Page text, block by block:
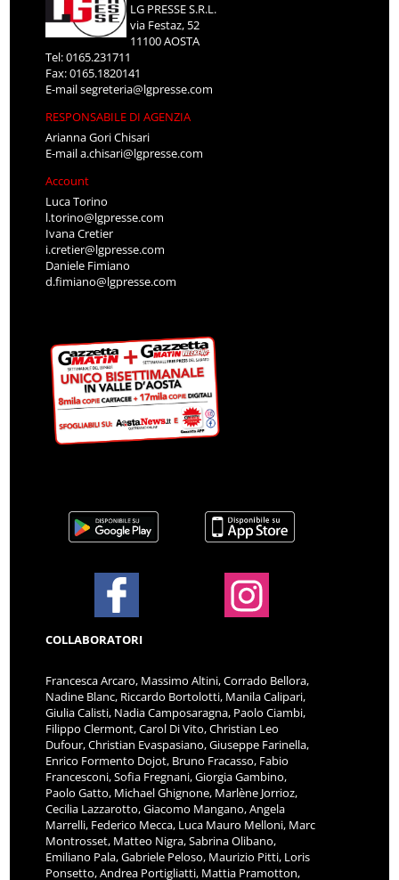
LG PRESSE S.R.L.
via Festaz, 52
11100 AOSTA
Tel: 0165.231711
Fax: 0165.1820141
E-mailsegreteria@lgpresse.com
RESPONSABILE DI AGENZIA
Arianna Gori Chisari
E-maila.chisari@lgpresse.com
Account
Luca Torino
l.torino@lgpresse.com
Ivana Cretier
i.cretier@lgpresse.com
Daniele Fimiano
d.fimiano@lgpresse.com
COLLABORATORI
Francesca Arcaro, Massimo Altini, Corrado Bellora,
Nadine Blanc, Riccardo Bortolotti, Manila Calipari,
Giulia Calisti, Nadia Camposaragna, Paolo Ciambi,
Filippo Clermont, Carol Di Vito, Christian Leo
Dufour, Christian Evaspasiano, Giuseppe Farinella,
Enrico Formento Dojot, Bruno Fracasso, Fabio
Francesconi, Sofia Fregnani, Giorgia Gambino,
Paolo Gatto, Michael Ghignone, Marlène Jorrioz,
Cecilia Lazzarotto, Giacomo Mangano, Angela
Marrelli, Federico Mecca, Luca Mauro Melloni, Marc
Montrosset, Matteo Nigra, Sabrina Olibano,
Emiliano Pala, Gabriele Peloso, Maurizio Pitti, Loris
Ponsetto, Andrea Portigliatti, Mattia Pramotton,